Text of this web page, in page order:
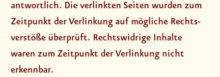
ant­wort­lich. Die ver­link­ten Sei­ten wur­den zum
Zeit­punkt der Ver­lin­kung auf mög­li­che Rechts­
ver­stö­ße über­prüft. Rechts­wid­ri­ge Inhal­te
waren zum Zeit­punkt der Ver­lin­kung nicht
erkenn­bar.